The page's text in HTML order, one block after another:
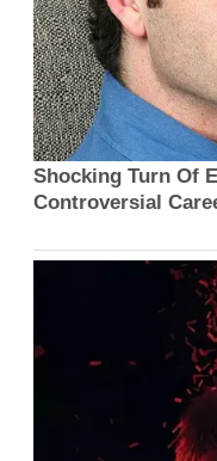
Shocking Turn Of
Controversial